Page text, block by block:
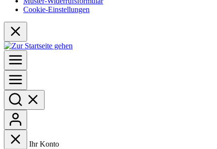
Cookie-Einstellungen
Ihr Konto